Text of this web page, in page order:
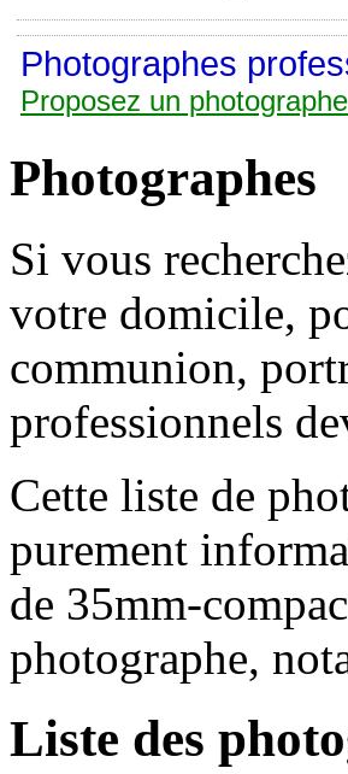
Photographes
Proposez un
Photographes
Si vous
votre domicile,
communion,
professionnels
Cette liste de
purement
de 35mm-
photographe,
Liste des